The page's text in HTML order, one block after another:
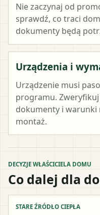
Nie zaczynaj od
sprawdź, co traci
dokumenty będą
Urządzenia i
Urządzenie musi
programu.
dokumenty i warunki
montaż.
DECYZJE WŁAŚCICIELA DOMU
Co dalej dla
STARE ŹRÓDŁO CIEPŁA